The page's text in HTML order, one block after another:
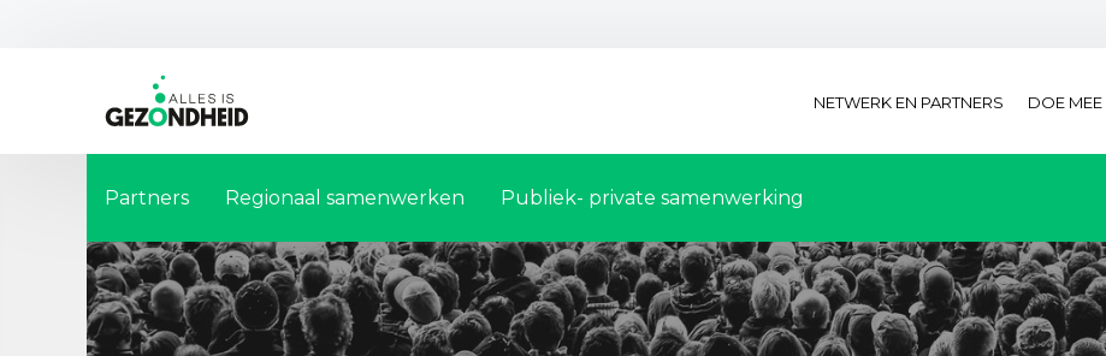
NETWERK EN PARTNERS DOE MEE
Partners Regionaal samenwerken Publiek- private samenwerking